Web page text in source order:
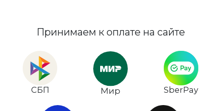
Принимаем к оплате на сайте
СБП Мир SberPay